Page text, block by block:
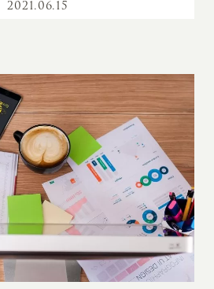
2021.06.15